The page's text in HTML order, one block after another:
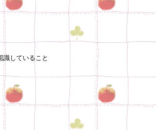
ていること